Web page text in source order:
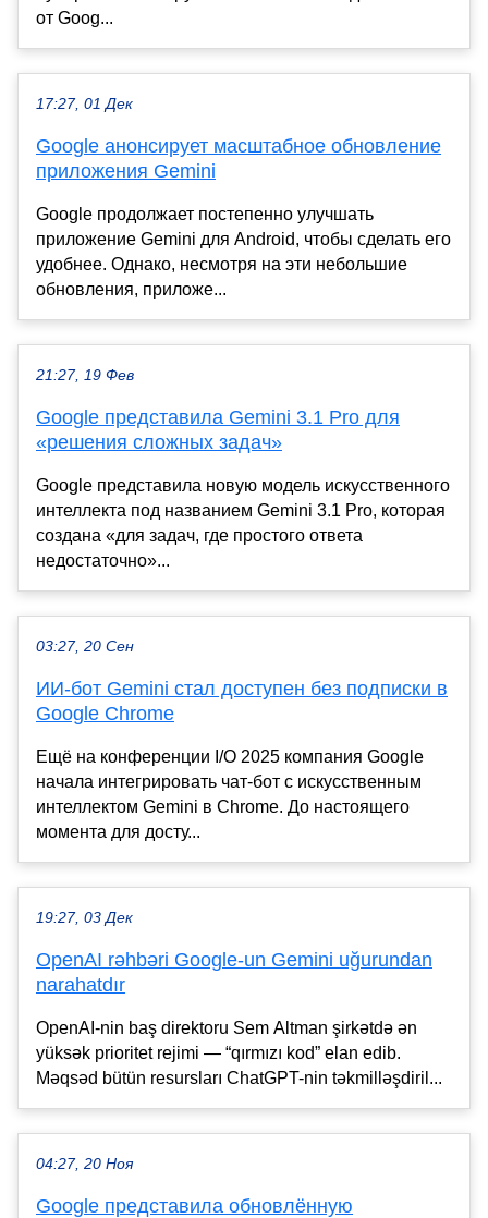
от Goog...
17:27, 01 Дек
Google анонсирует масштабное обновление
приложения Gemini
Google продолжает постепенно улучшать
приложение Gemini для Android, чтобы сделать его
удобнее. Однако, несмотря на эти небольшие
обновления, приложе...
21:27, 19 Фев
Google представила Gemini 3.1 Pro для
«решения сложных задач»
Google представила новую модель искусственного
интеллекта под названием Gemini 3.1 Pro, которая
создана «для задач, где простого ответа
недостаточно»...
03:27, 20 Сен
ИИ-бот Gemini стал доступен без подписки в
Google Chrome
Ещё на конференции I/O 2025 компания Google
начала интегрировать чат-бот с искусственным
интеллектом Gemini в Chrome. До настоящего
момента для досту...
19:27, 03 Дек
OpenAI rəhbəri Google-un Gemini uğurundan
narahatdır
OpenAI-nin baş direktoru Sem Altman şirkətdə ən
yüksək prioritet rejimi — “qırmızı kod” elan edib.
Məqsəd bütün resursları ChatGPT-nin təkmilləşdiril...
04:27, 20 Ноя
Google представила обновлённую